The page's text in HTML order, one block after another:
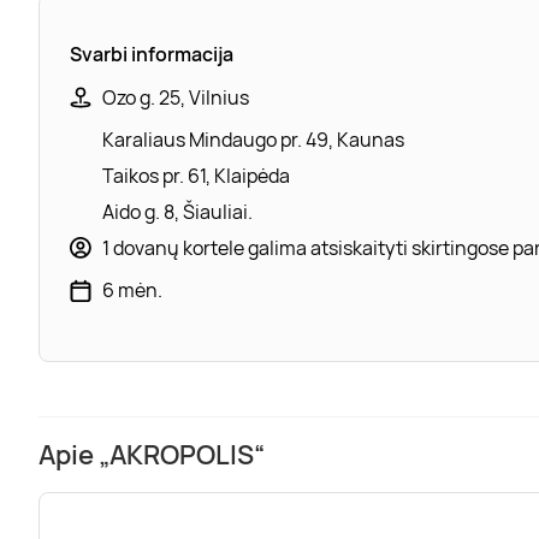
Svarbi informacija
Ozo g. 25, Vilnius
Karaliaus Mindaugo pr. 49, Kaunas
Taikos pr. 61, Klaipėda
Aido g. 8, Šiauliai.
1 dovanų kortele galima atsiskaityti skirtingose
6 mėn.
Apie „AKROPOLIS“